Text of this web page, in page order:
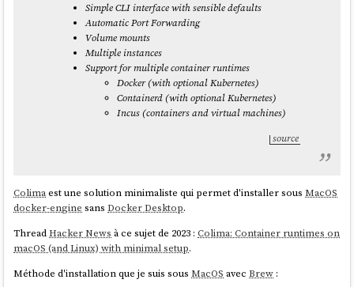
Simple CLI interface with sensible defaults
Automatic Port Forwarding
Volume mounts
Multiple instances
Support for multiple container runtimes
Docker (with optional Kubernetes)
Containerd (with optional Kubernetes)
Incus (containers and virtual machines)
source
Colimaest une solution minimaliste qui permet d'installer sousMacOS
docker-engine sansDocker Desktop.
ThreadHacker News à ce sujet de 2023 :Colima: Container runtimes on
macOS (and Linux) with minimal setup.
Méthode d'installation que je suis sousMacOS avecBrew :